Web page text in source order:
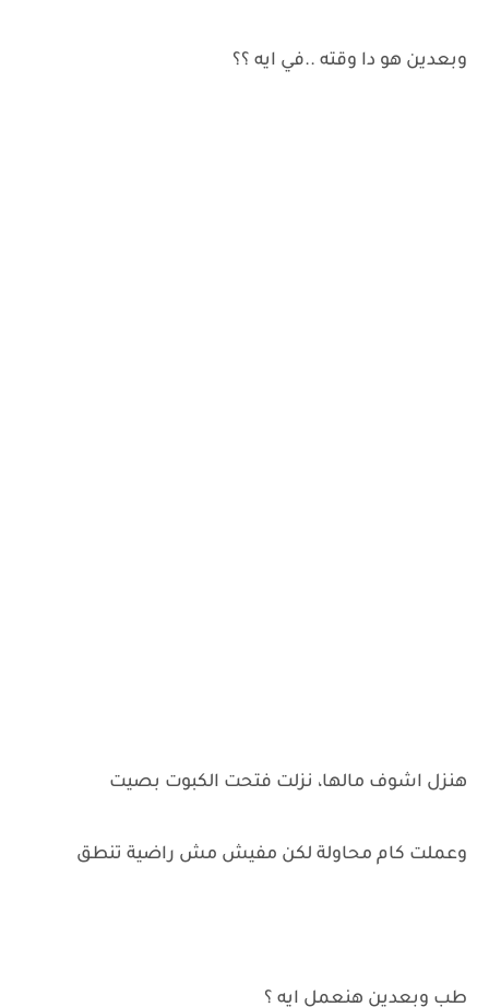
وبعدين هو دا وقته ..في ايه ؟؟
هنزل اشوف مالها، نزلت فتحت الكبوت بصيت
وعملت كام محاولة لكن مفيش مش راضية تنطق
طب وبعدين هنعمل ايه ؟